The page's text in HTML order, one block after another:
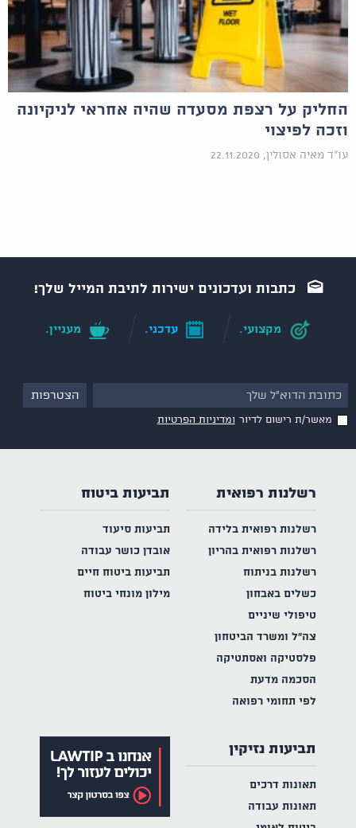
החליק על רצפת מסעדה שהיה אחראי לניקיונה
וזכה לפיצוי
עו"ד מאיה אסולין, 22.11.2020
כתבות ועדכונים ישירות לתיבת המייל שלך!
מקצועי. עדכני. מעניין.
מאשר/ת רישום לדיור ומדיניות הפרטיות
רשלנות רפואית
רשלנות רפואית בלידה
רשלנות רפואית בהריון
רשלנות בניתוח
כשלים באבחון
טיפולי שיניים
צה"ל ומשרד הביטחון
פלסטיקה ואסתטיקה
הסכמה מדעת
לפי תחומי רפואה
תביעות ביטוח
תביעות סיעוד
אובדן כושר עבודה
תביעות ביטוח חיים
מילון מונחי ביטוח
תביעות נזיקין
תאונות דרכים
תאונות עבודה